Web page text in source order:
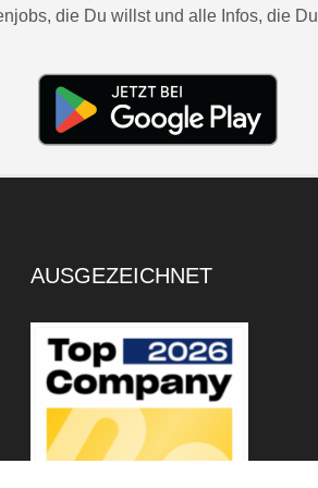
die Du willst und alle Infos, die
AUSGEZEICHNET